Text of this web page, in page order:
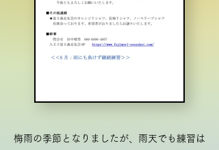
梅雨の季節となりましたが、雨天でも練習は